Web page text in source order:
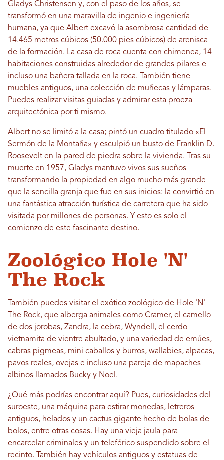
Gladys Christensen y, con el paso de los años, se
transformó en una maravilla de ingenio e ingeniería
humana, ya que Albert excavó la asombrosa cantidad de
14.465 metros cúbicos (50.000 pies cúbicos) de arenisca
de la formación. La casa de roca cuenta con chimenea, 14
habitaciones construidas alrededor de grandes pilares e
incluso una bañera tallada en la roca. También tiene
muebles antiguos, una colección de muñecas y lámparas.
Puedes realizar visitas guiadas y admirar esta proeza
arquitectónica por ti mismo.
Albert no se limitó a la casa; pintó un cuadro titulado «El
Sermón de la Montaña» y esculpió un busto de Franklin D.
Roosevelt en la pared de piedra sobre la vivienda. Tras su
muerte en 1957, Gladys mantuvo vivos sus sueños
transformando la propiedad en algo mucho más grande
que la sencilla granja que fue en sus inicios: la convirtió en
una fantástica atracción turística de carretera que ha sido
visitada por millones de personas. Y esto es solo el
comienzo de este fascinante destino.
Zoológico Hole 'N'
The Rock
También puedes visitar el exótico zoológico de Hole 'N'
The Rock, que alberga animales como Cramer, el camello
de dos jorobas, Zandra, la cebra, Wyndell, el cerdo
vietnamita de vientre abultado, y una variedad de emúes,
cabras pigmeas, mini caballos y burros, wallabies, alpacas,
pavos reales, ovejas e incluso una pareja de mapaches
albinos llamados Bucky y Noel.
¿Qué más podrías encontrar aquí? Pues, curiosidades del
suroeste, una máquina para estirar monedas, letreros
antiguos, helados y un cactus gigante hecho de bolas de
bolos, entre otras cosas. Hay una vieja jaula para
encarcelar criminales y un teleférico suspendido sobre el
recinto. También hay vehículos antiguos y estatuas de